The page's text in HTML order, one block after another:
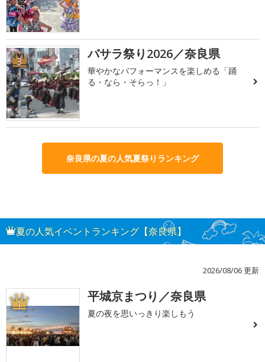
3 バサラ祭り2026／奈良県
華やかなパフォーマンスを楽しめる「踊
る・なら・そらっ！」
奈良県の夏の人気夏祭りランキング
夏の人気イベントランキング【奈良県】
2026/08/06 更新
1 平城京まつり／奈良県
夏の夜を思いっきり楽しもう